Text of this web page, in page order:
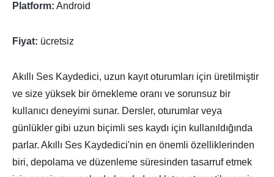
Platform: Android
Fiyat: ücretsiz
Akıllı Ses Kaydedici, uzun kayıt oturumları için üretilmiştir
ve size yüksek bir örnekleme oranı ve sorunsuz bir
kullanıcı deneyimi sunar. Dersler, oturumlar veya
günlükler gibi uzun biçimli ses kaydı için kullanıldığında
parlar. Akıllı Ses Kaydedici'nin en önemli özelliklerinden
biri, depolama ve düzenleme süresinden tasarruf etmek